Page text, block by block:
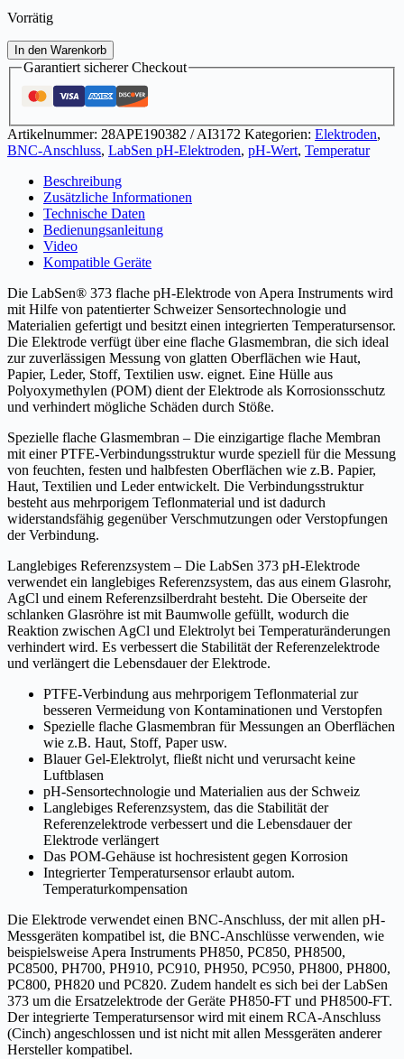
Vorrätig
LabSen®
373
kombinierte
Elektrode
für
Oberflächenmessungen
Menge
In den Warenkorb
Garantiert sicherer Checkout
Artikelnummer: 28APE190382 / AI3172 Kategorien: Elektroden,
BNC-Anschluss, LabSen pH-Elektroden, pH-Wert, Temperatur
Beschreibung
Zusätzliche Informationen
Technische Daten
Bedienungsanleitung
Video
Kompatible Geräte
Die LabSen® 373 flache pH-Elektrode von Apera Instruments wird
mit Hilfe von patentierter Schweizer Sensortechnologie und
Materialien gefertigt und besitzt einen integrierten Temperatursensor.
Die Elektrode verfügt über eine flache Glasmembran, die sich ideal
zur zuverlässigen Messung von glatten Oberflächen wie Haut,
Papier, Leder, Stoff, Textilien usw. eignet. Eine Hülle aus
Polyoxymethylen (POM) dient der Elektrode als Korrosionsschutz
und verhindert mögliche Schäden durch Stöße.
Spezielle flache Glasmembran – Die einzigartige flache Membran
mit einer PTFE-Verbindungsstruktur wurde speziell für die Messung
von feuchten, festen und halbfesten Oberflächen wie z.B. Papier,
Haut, Textilien und Leder entwickelt. Die Verbindungsstruktur
besteht aus mehrporigem Teflonmaterial und ist dadurch
widerstandsfähig gegenüber Verschmutzungen oder Verstopfungen
der Verbindung.
Langlebiges Referenzsystem – Die LabSen 373 pH-Elektrode
verwendet ein langlebiges Referenzsystem, das aus einem Glasrohr,
AgCl und einem Referenzsilberdraht besteht. Die Oberseite der
schlanken Glasröhre ist mit Baumwolle gefüllt, wodurch die
Reaktion zwischen AgCl und Elektrolyt bei Temperaturänderungen
verhindert wird. Es verbessert die Stabilität der Referenzelektrode
und verlängert die Lebensdauer der Elektrode.
PTFE-Verbindung aus mehrporigem Teflonmaterial zur
besseren Vermeidung von Kontaminationen und Verstopfen
Spezielle flache Glasmembran für Messungen an Oberflächen
wie z.B. Haut, Stoff, Paper usw.
Blauer Gel-Elektrolyt, fließt nicht und verursacht keine
Luftblasen
pH-Sensortechnologie und Materialien aus der Schweiz
Langlebiges Referenzsystem, das die Stabilität der
Referenzelektrode verbessert und die Lebensdauer der
Elektrode verlängert
Das POM-Gehäuse ist hochresistent gegen Korrosion
Integrierter Temperatursensor erlaubt autom.
Temperaturkompensation
Die Elektrode verwendet einen BNC-Anschluss, der mit allen pH-
Messgeräten kompatibel ist, die BNC-Anschlüsse verwenden, wie
beispielsweise Apera Instruments PH850, PC850, PH8500,
PC8500, PH700, PH910, PC910, PH950, PC950, PH800, PH800,
PC800, PH820 und PC820. Zudem handelt es sich bei der LabSen
373 um die Ersatzelektrode der Geräte PH850-FT und PH8500-FT.
Der integrierte Temperatursensor wird mit einem RCA-Anschluss
(Cinch) angeschlossen und ist nicht mit allen Messgeräten anderer
Hersteller kompatibel.